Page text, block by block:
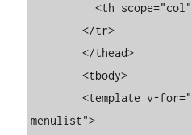
          <th scope="col">名稱</th>
        </tr>
        </thead>
        <tbody>
        <template v-for="(item, index) in
menulist">